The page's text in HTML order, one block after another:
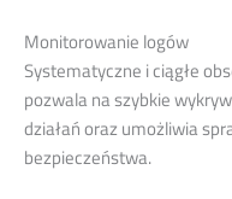
Monitorowanie logów
Systematyczne i ciągłe
pozwala na szybkie
działań oraz umożliwia
bezpieczeństwa.